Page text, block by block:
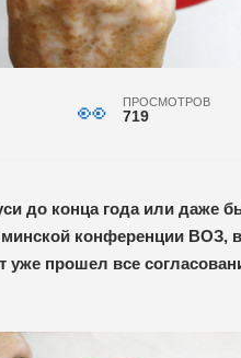
ПРОСМОТРОВ
719
до конца года или даже
конференции ВОЗ,
прошел все